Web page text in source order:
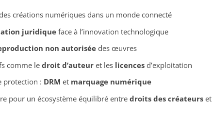
créations numériques dans un monde connecté
juridiqueface à l’innovation technologique
non autoriséedes œuvres
comme le droit d’auteuret les licencesd’exploitation
protection : DRM et marquage numérique
pour un écosystème équilibré entre droits des créateurset